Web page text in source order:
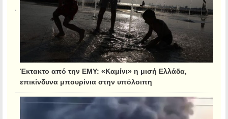
Έκτακτο από την ΕΜΥ: «Καμίνι» η μισή Ελλάδα,
επικίνδυνα μπουρίνια στην υπόλοιπη